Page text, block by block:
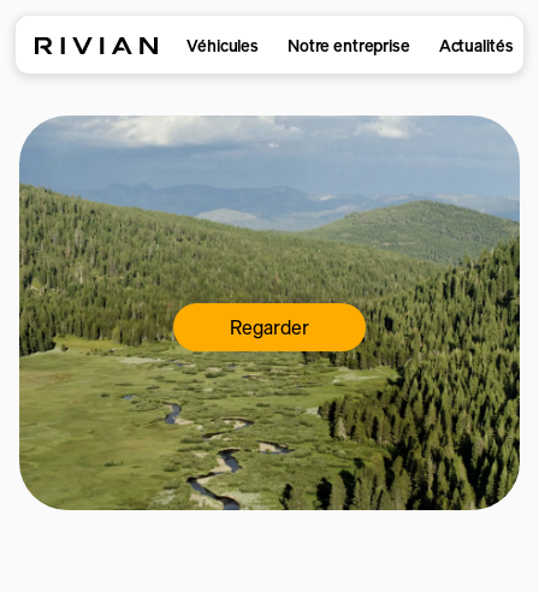
Véhicules Notre entreprise Actualités
Regarder